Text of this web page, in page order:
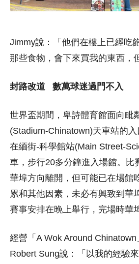
Jimmy說：「他們在樓上已經吃
那些食物，會下來買我的東西，
封路改道 數萬球迷過門不入
世界盃期間，卑詩體育館面向毗
(Stadium-Chinatown)天車站的
在緬街-科學館站(Main Street-
車，步行20多分鐘進入場館。比
華埠方向離開，但可能已在場館
累和其他因素，未必有興致到華
賽事安排在晚上舉行，完場時華
經營「A Wok Around
Robert Sung說：「以我的經驗